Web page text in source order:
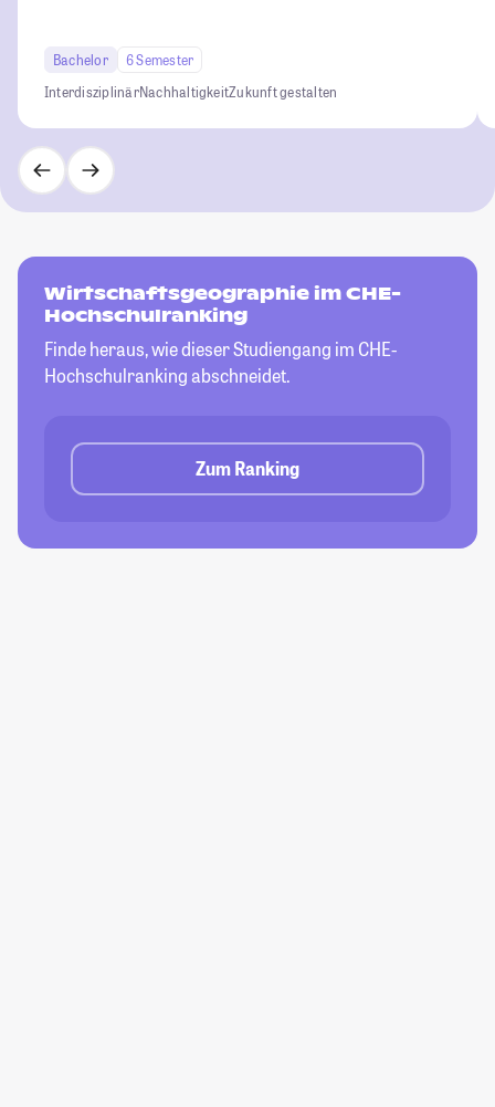
Bachelor
6 Semester
InterdisziplinärNachhaltigkeitZukunft gestalten
Wirtschaftsgeographie im CHE-
Hochschulranking
Finde heraus, wie dieser Studiengang im CHE-
Hochschulranking abschneidet.
Zum Ranking